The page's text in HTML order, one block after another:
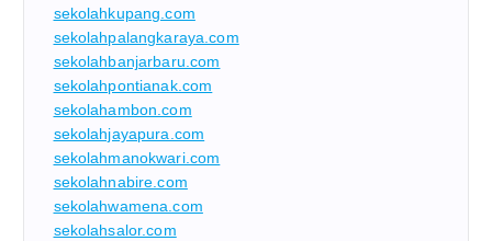
sekolahkupang.com
sekolahpalangkaraya.com
sekolahbanjarbaru.com
sekolahpontianak.com
sekolahambon.com
sekolahjayapura.com
sekolahmanokwari.com
sekolahnabire.com
sekolahwamena.com
sekolahsalor.com